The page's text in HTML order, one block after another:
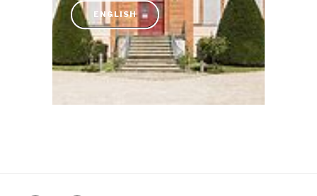
ENGLISH